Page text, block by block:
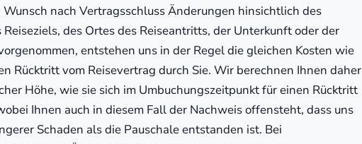
nach Vertragsschluss Änderungen hinsichtlich des
Reiseziels, des Ortes des Reiseantritts, der Unterkunft oder der
entstehen uns in der Regel die gleichen Kosten wie
Rücktritt vom Reisevertrag durch Sie. Wir berechnen Ihnen daher
Höhe, wie sie sich im Umbuchungszeitpunkt für einen Rücktritt
Ihnen auch in diesem Fall der Nachweis offensteht, dass uns
Schaden als die Pauschale entstanden ist. Bei